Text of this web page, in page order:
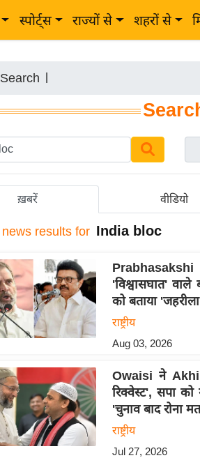
स्पोर्ट्स राज्यों से शहरों से
Search
ख़बरें वीडियो
news results for India bloc
'विश्वासघात'
को बताया
राष्ट्रीय
Aug 03, 2026
Owaisi ने
रिक्वेस्ट', सपा
'चुनाव बाद रोना
राष्ट्रीय
Jul 27, 2026